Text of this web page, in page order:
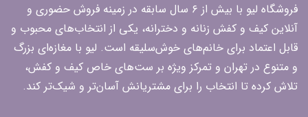
فروشگاه لیو با بیش از ۶ سال سابقه در زمینه فروش حضوری و
آنلاین کیف و کفش زنانه و دخترانه، یکی از انتخاب‌های محبوب و
قابل اعتماد برای خانم‌های خوش‌سلیقه است. لیو با مغازه‌ای بزرگ
و متنوع در تهران و تمرکز ویژه بر ست‌های خاص کیف و کفش،
تلاش کرده تا انتخاب را برای مشتریانش آسان‌تر و شیک‌تر کند.